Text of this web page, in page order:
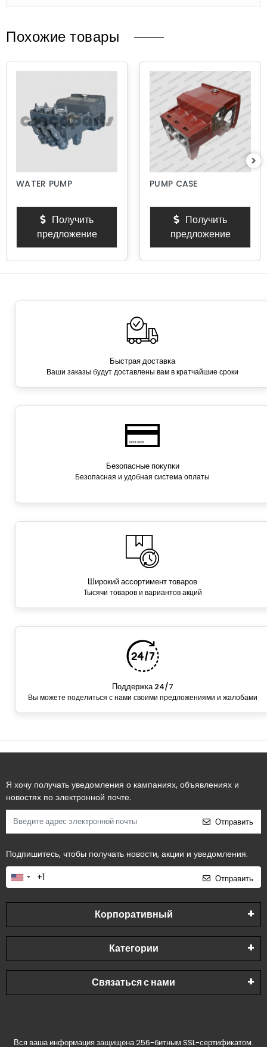
Похожие товары
WATER PUMP
Получить
предложение
PUMP CASE
Получить
предложение
Быстрая доставка
Ваши заказы будут доставлены вам в кратчайшие сроки
Безопасные покупки
Безопасная и удобная система оплаты
Широкий ассортимент товаров
Тысячи товаров и вариантов акций
Поддержка 24/7
Вы можете поделиться с нами своими предложениями и жалобами
Я хочу получать уведомления о кампаниях, объявлениях и
новостях по электронной почте.
Отправить
Подпишитесь, чтобы получать новости, акции и уведомления.
Отправить
Корпоративный
Категории
Связаться с нами
Вся ваша информация защищена 256-битным SSL-сертификатом.